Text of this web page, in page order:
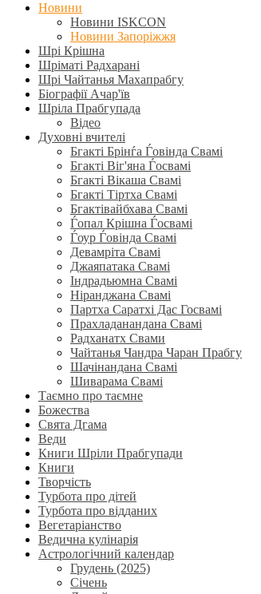
Новини
Новини ISKCON
Новини Запоріжжя
Шрі Крішна
Шріматі Радхарані
Шрі Чайтанья Махапрабгу
Біографії Ачар'їв
Шріла Прабгупада
Відео
Духовні вчителі
Бгакті Брінѓа Ѓовінда Свамі
Бгакті Віг'яна Ѓосвамі
Бгакті Вікаша Свамі
Бгакті Тіртха Свамі
Бгактівайбхава Свамі
Ѓопал Крішна Ѓосвамі
Ѓоур Ѓовінда Свамі
Девамріта Свамі
Джаяпатака Свамі
Індрадьюмна Свамі
Ніранджана Свамі
Партха Саратхі Дас Госвамі
Прахладанандана Свамі
Радханатх Свами
Чайтанья Чандра Чаран Прабгу
Шачінандана Свамі
Шиварама Свамі
Таємно про таємне
Божества
Свята Дгама
Веди
Книги Шріли Прабгупади
Книги
Творчість
Турбота про дітей
Турбота про відданих
Вегетаріанство
Ведична кулінарія
Астрологічний календар
Грудень (2025)
Січень